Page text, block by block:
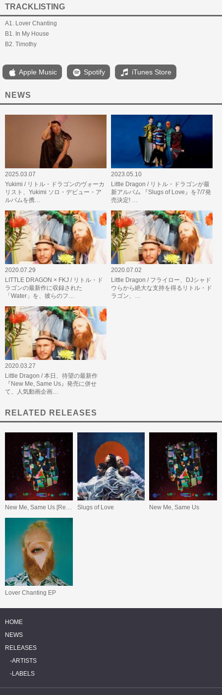
TRACKLISTING
A1. Lover Chanting
B1. In My House
B2. Timothy
Apple Music Spotify iTunes Store
NEWS
2025.03.07
Yukimi / リトル・ドラゴンのヴォーカ
リスト、Yukimi ソロ・デビュー・ア
ルバムを携…
2023.05.10
Little Dragon / リトル・ドラゴンが最
新アルバム 『Slugs of Love』を7/7発
売決定! …
2020.07.29
LITTLE DRAGON × FKJ / リトル・ド
ラゴンの最新作に収録された
「Water」を、彼らのフ…
2020.07.02
Little Dragon / フライロー、DJシャド
ウらから絶大な支持を得るリトル・ド
ラゴン、…
2020.03.27
Little Dragon / 本日、待望の最新作
『New Me, Same Us』発売に併せ
て、人気動画企画…
RELATED RELEASES
New Me, Same Us [Repress] Slugs of Love New Me, Same Us
Lover Chanting EP
HOME
NEWS
RELEASES
ARTISTS
LABELS